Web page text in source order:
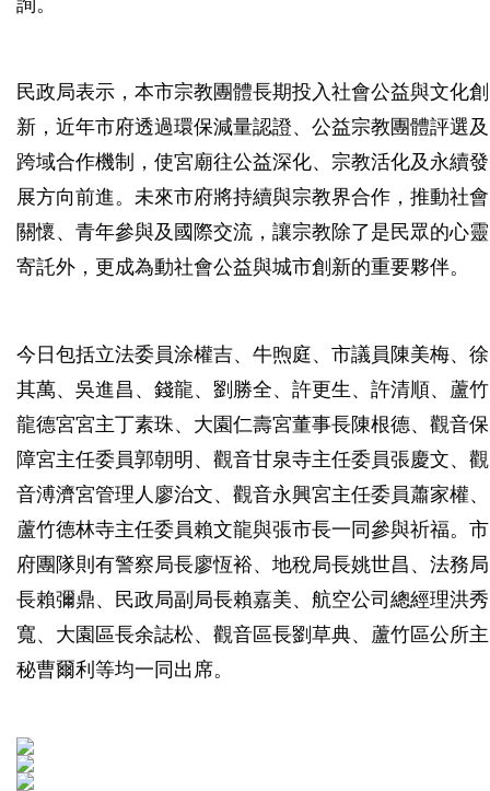
民政局表示，本市宗教團體長期投入社會公益與文化創
新，近年市府透過環保減量認證、公益宗教團體評選及
跨域合作機制，使宮廟往公益深化、宗教活化及永續發
展方向前進。未來市府將持續與宗教界合作，推動社會
關懷、青年參與及國際交流，讓宗教除了是民眾的心靈
寄託外，更成為動社會公益與城市創新的重要夥伴。
今日包括立法委員涂權吉、牛煦庭、市議員陳美梅、徐
其萬、吳進昌、錢龍、劉勝全、許更生、許清順、蘆竹
龍德宮宮主丁素珠、大園仁壽宮董事長陳根德、觀音保
障宮主任委員郭朝明、觀音甘泉寺主任委員張慶文、觀
音溥濟宮管理人廖治文、觀音永興宮主任委員蕭家權、
蘆竹德林寺主任委員賴文龍與張市長一同參與祈福。市
府團隊則有警察局長廖恆裕、地稅局長姚世昌、法務局
長賴彌鼎、民政局副局長賴嘉美、航空公司總經理洪秀
寬、大園區長余誌松、觀音區長劉草典、蘆竹區公所主
秘曹爾利等均一同出席。